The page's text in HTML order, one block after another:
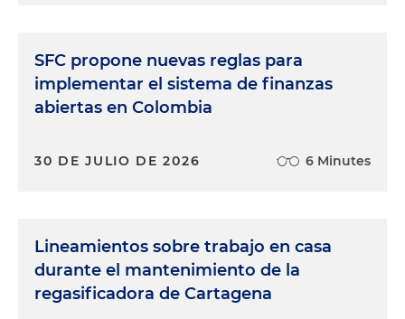
SFC propone nuevas reglas para
implementar el sistema de finanzas
abiertas en Colombia
30 DE JULIO DE 2026 6 Minutes
Lineamientos sobre trabajo en casa
durante el mantenimiento de la
regasificadora de Cartagena